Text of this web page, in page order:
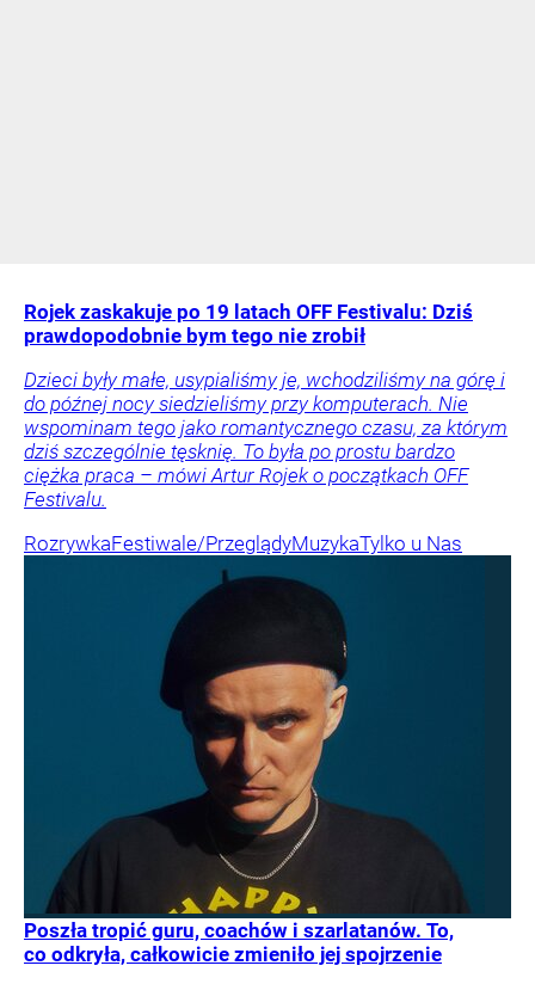
Rojek zaskakuje po 19 latach OFF Festivalu: Dziś
prawdopodobnie bym tego nie zrobił
Dzieci były małe, usypialiśmy je, wchodziliśmy na górę i
do późnej nocy siedzieliśmy przy komputerach. Nie
wspominam tego jako romantycznego czasu, za którym
dziś szczególnie tęsknię. To była po prostu bardzo
ciężka praca – mówi Artur Rojek o początkach OFF
Festivalu.
RozrywkaFestiwale/PrzeglądyMuzykaTylko u Nas
Poszła tropić guru, coachów i szarlatanów. To,
co odkryła, całkowicie zmieniło jej spojrzenie